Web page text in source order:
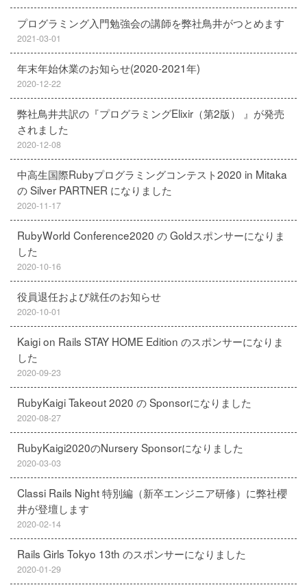
プログラミング入門勉強会の講師を弊社鳥井がつとめます
2021-03-01
年末年始休業のお知らせ(2020-2021年)
2020-12-22
弊社鳥井共訳の『プログラミングElixir（第2版） 』が発売
されました
2020-12-08
中高生国際Rubyプログラミングコンテスト2020 in Mitaka
の Silver PARTNER になりました
2020-11-17
RubyWorld Conference2020 の Goldスポンサーになりま
した
2020-10-16
役員退任および就任のお知らせ
2020-10-01
Kaigi on Rails STAY HOME Edition のスポンサーになりま
した
2020-09-23
RubyKaigi Takeout 2020 の Sponsorになりました
2020-08-27
RubyKaigi2020のNursery Sponsorになりました
2020-03-03
Classi Rails Night 特別編（新卒エンジニア研修）に弊社櫻
井が登壇します
2020-02-14
Rails Girls Tokyo 13th のスポンサーになりました
2020-01-29